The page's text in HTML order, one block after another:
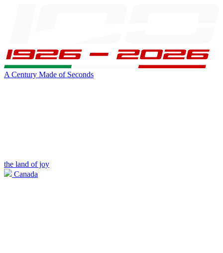
A Century Made of Seconds
the land of joy
Canada